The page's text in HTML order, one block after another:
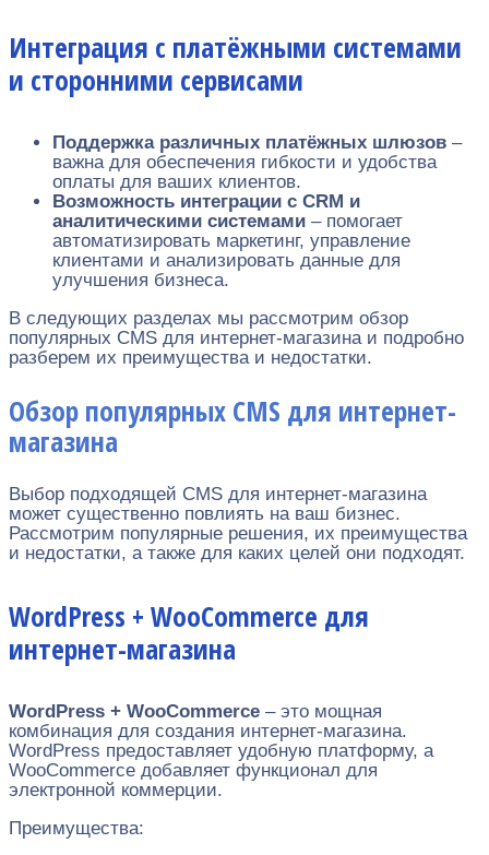
Интеграция с платёжными системами
и сторонними сервисами
Поддержка различных платёжных шлюзов –
важна для обеспечения гибкости и удобства
оплаты для ваших клиентов.
Возможность интеграции с CRM и
аналитическими системами – помогает
автоматизировать маркетинг, управление
клиентами и анализировать данные для
улучшения бизнеса.
В следующих разделах мы рассмотрим обзор
популярных CMS для интернет-магазина и подробно
разберем их преимущества и недостатки.
Обзор популярных CMS для интернет-
магазина
Выбор подходящей CMS для интернет-магазина
может существенно повлиять на ваш бизнес.
Рассмотрим популярные решения, их преимущества
и недостатки, а также для каких целей они подходят.
WordPress + WooCommerce для
интернет-магазина
WordPress + WooCommerce – это мощная
комбинация для создания интернет-магазина.
WordPress предоставляет удобную платформу, а
WooCommerce добавляет функционал для
электронной коммерции.
Преимущества: